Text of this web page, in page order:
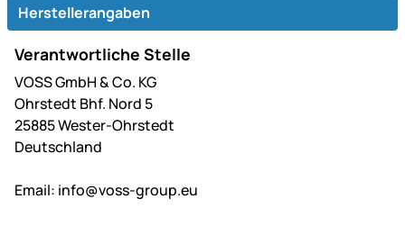
Herstellerangaben
Verantwortliche Stelle
VOSS GmbH & Co. KG
Ohrstedt Bhf. Nord 5
25885 Wester-Ohrstedt
Deutschland
Email: info@voss-group.eu